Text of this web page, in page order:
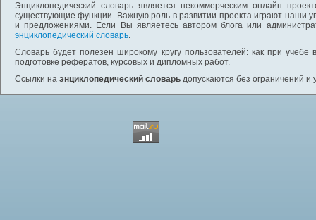
Энциклопедический словарь является некоммерческим онлайн
существующие функции. Важную роль в развитии проекта играют наши
и предложениями. Если Вы являетесь автором блога или
энциклопедический словарь.
Словарь будет полезен широкому кругу пользователей: как при
подготовке рефератов, курсовых и дипломных работ.
Ссылки на энциклопедический словарь допускаются без ограничений и